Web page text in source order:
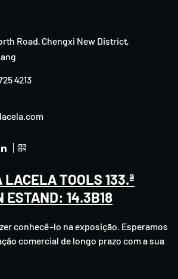
Road, Chengxi New District,
4213
TOOLS 133.ª
ESTAND: 14.3B18
conhecê-lo na exposição. Esperamos
comercial de longo prazo com a sua